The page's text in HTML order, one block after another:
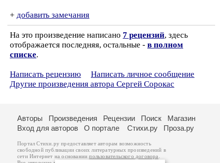
+ добавить замечания
На это произведение написано 7 рецензий, здесь
отображается последняя, остальные - в полном
списке.
Написать рецензию
Написать личное сообщение
Другие произведения автора Сергей Сорокас
Авторы Произведения Рецензии Поиск
Магазин
Вход для авторов
О портале Стихи.ру Проза.ру
Портал Стихи.ру предоставляет авторам возможность
свободной публикации своих литературных произведений в
сети Интернет на основаниипользовательского договора